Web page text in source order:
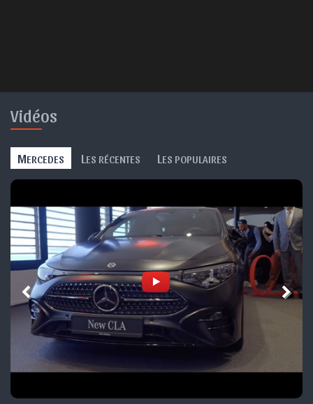
Vidéos
MERCEDES L ES RÉCENTES L ES POPULAIRES